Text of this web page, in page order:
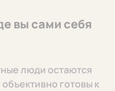
вы сами себя
люди остаются
готовы к